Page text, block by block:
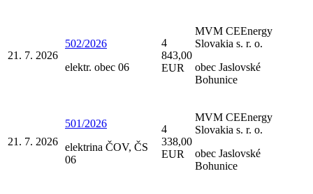
21. 7. 2026
502/2026
elektr. obec 06
4
843,00
EUR
MVM CEEnergy
Slovakia s. r. o.
obec Jaslovské
Bohunice
21. 7. 2026
501/2026
elektrina ČOV, ČS
06
4
338,00
EUR
MVM CEEnergy
Slovakia s. r. o.
obec Jaslovské
Bohunice